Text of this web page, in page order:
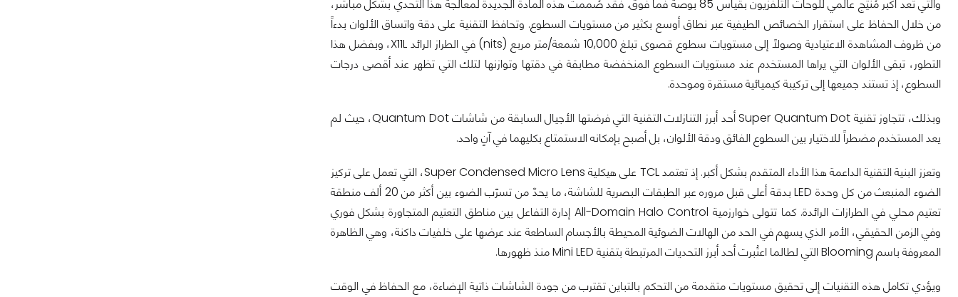
والتي تُعد أكبر مُنتِج عالمي للوحات التلفزيون بقياس 85 بوصة فما فوق. فقد صُممت هذه المادة الجديدة لمعالجة هذا التحدي بشكل مباشر،
من خلال الحفاظ على استقرار الخصائص الطيفية عبر نطاق أوسع بكثير من مستويات السطوع. وتحافظ التقنية على دقة واتساق الألوان بدءاً
من ظروف المشاهدة الاعتيادية وصولاً إلى مستويات سطوع قصوى تبلغ 10,000 شمعة/متر مربع (nits) في الطراز الرائد X11L، وبفضل هذا
التطور، تبقى الألوان التي يراها المستخدم عند مستويات السطوع المنخفضة مطابقة في دقتها وتوازنها لتلك التي تظهر عند أقصى درجات
السطوع، إذ تستند جميعها إلى تركيبة كيميائية مستقرة وموحدة.
وبذلك، تتجاوز تقنية Super Quantum Dot أحد أبرز التنازلات التقنية التي فرضتها الأجيال السابقة من شاشات Quantum Dot، حيث لم
يعد المستخدم مضطراً للاختيار بين السطوع الفائق ودقة الألوان، بل أصبح بإمكانه الاستمتاع بكليهما في آنٍ واحد.
وتعزز البنية التقنية الداعمة هذا الأداء المتقدم بشكل أكبر. إذ تعتمد TCL على هيكلية Super Condensed Micro Lens، التي تعمل على تركيز
الضوء المنبعث من كل وحدة LED بدقة أعلى قبل مروره عبر الطبقات البصرية للشاشة، ما يحدّ من تسرّب الضوء بين أكثر من 20 ألف منطقة
تعتيم محلي في الطرازات الرائدة. كما تتولى خوارزمية All-Domain Halo Control إدارة التفاعل بين مناطق التعتيم المتجاورة بشكل فوري
وفي الزمن الحقيقي، الأمر الذي يسهم في الحد من الهالات الضوئية المحيطة بالأجسام الساطعة عند عرضها على خلفيات داكنة، وهي الظاهرة
المعروفة باسم Blooming التي لطالما اعتُبرت أحد أبرز التحديات المرتبطة بتقنية Mini LED منذ ظهورها.
ويؤدي تكامل هذه التقنيات إلى تحقيق مستويات متقدمة من التحكم بالتباين تقترب من جودة الشاشات ذاتية الإضاءة، مع الحفاظ في الوقت